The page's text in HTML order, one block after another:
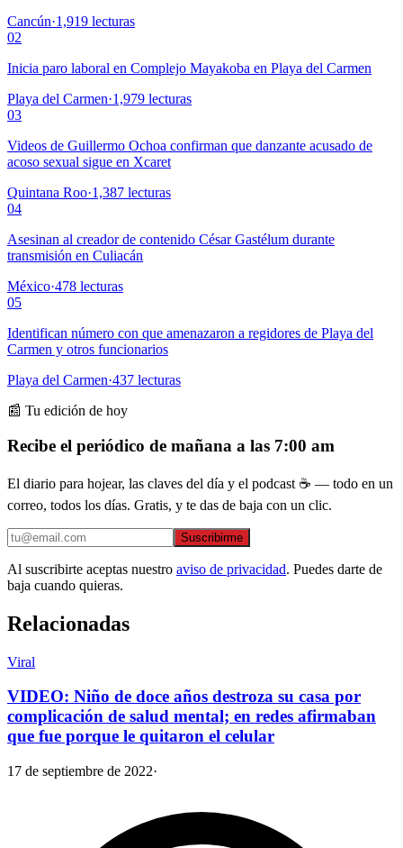
Cancún·1,919 lecturas
02
Inicia paro laboral en Complejo Mayakoba en Playa del Carmen
Playa del Carmen·1,979 lecturas
03
Videos de Guillermo Ochoa confirman que danzante acusado de
acoso sexual sigue en Xcaret
Quintana Roo·1,387 lecturas
04
Asesinan al creador de contenido César Gastélum durante
transmisión en Culiacán
México·478 lecturas
05
Identifican número con que amenazaron a regidores de Playa del
Carmen y otros funcionarios
Playa del Carmen·437 lecturas
📰 Tu edición de hoy
Recibe el periódico de mañana a las 7:00 am
El diario para hojear, las claves del día y el podcast ☕ — todo en un
correo, todos los días. Gratis, y te das de baja con un clic.
Suscribirme
Al suscribirte aceptas nuestro aviso de privacidad. Puedes darte de
baja cuando quieras.
Relacionadas
Viral
VIDEO: Niño de doce años destroza su casa por
complicación de salud mental; en redes afirmaban
que fue porque le quitaron el celular
17 de septiembre de 2022·